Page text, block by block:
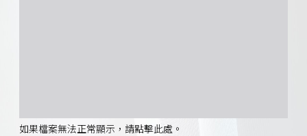
如果檔案無法正常顯示，請點擊此處。